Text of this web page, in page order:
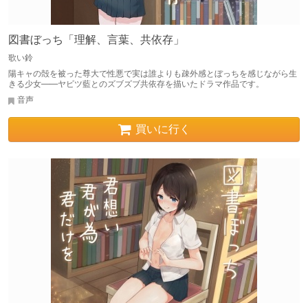
図書ぼっち「理解、言葉、共依存」
歌い鈴
陽キャの殻を被った尊大で性悪で実は誰よりも疎外感とぼっちを感じながら生
きる少女――ヤビツ藍とのズブズブ共依存を描いたドラマ作品です。
音声
買いに行く